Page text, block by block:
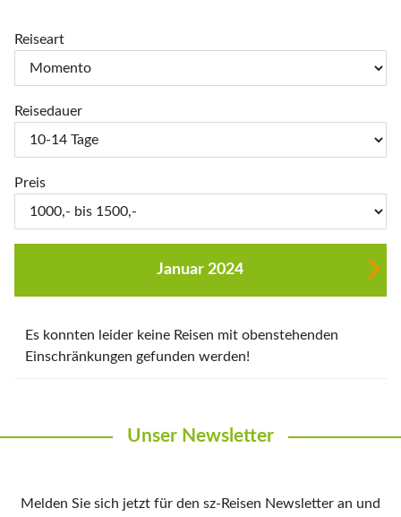
Reiseart
Reisedauer
Preis
Januar 2024
Es konnten leider keine Reisen mit obenstehenden
Einschränkungen gefunden werden!
Unser Newsletter
Melden Sie sich jetzt für den sz-Reisen Newsletter an und